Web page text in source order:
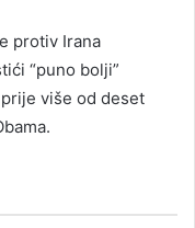
protiv Irana
“puno bolji”
više od deset